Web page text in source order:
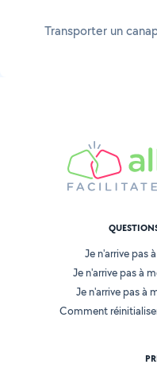
Transporter un
Je n'arrive pas
Je n'arrive pas à
Je n'arrive pas à
Comment